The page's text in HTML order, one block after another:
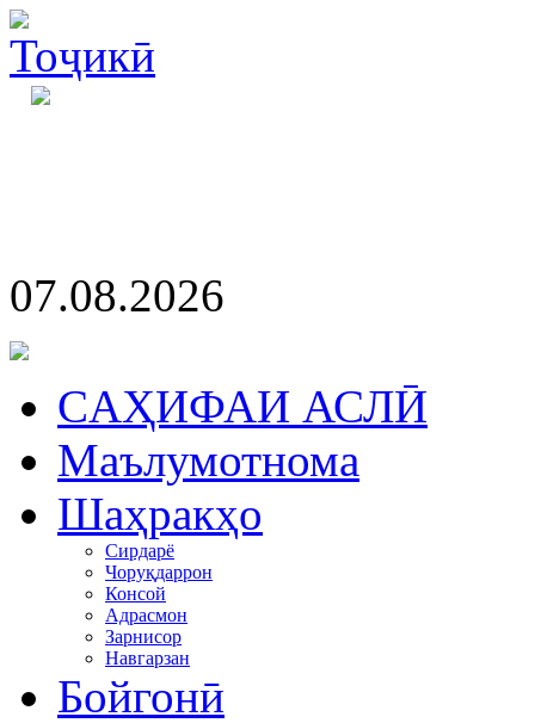
07.08.2026
CАҲИФАИ АСЛӢ
Маълумотнома
Шаҳракҳо
Сирдарё
Чоруқдаррон
Консой
Адрасмон
Зарнисор
Навгарзан
Бойгонӣ